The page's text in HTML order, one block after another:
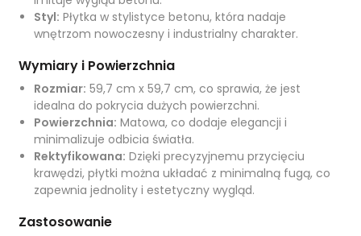
Styl: Płytka w stylistyce betonu, która nadaje
wnętrzom nowoczesny i industrialny charakter.
Wymiary i Powierzchnia
Rozmiar: 59,7 cm x 59,7 cm, co sprawia, że jest
idealna do pokrycia dużych powierzchni.
Powierzchnia: Matowa, co dodaje elegancji i
minimalizuje odbicia światła.
Rektyfikowana: Dzięki precyzyjnemu przycięciu
krawędzi, płytki można układać z minimalną fugą, co
zapewnia jednolity i estetyczny wygląd.
Zastosowanie